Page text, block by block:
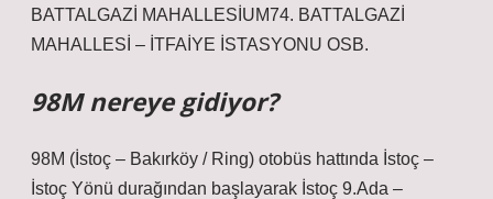
BATTALGAZİ MAHALLESİUM74. BATTALGAZİ
MAHALLESİ – İTFAİYE İSTASYONU OSB.
98M nereye gidiyor?
98M (İstoç – Bakırköy / Ring) otobüs hattında İstoç –
İstoç Yönü durağından başlayarak İstoç 9.Ada –